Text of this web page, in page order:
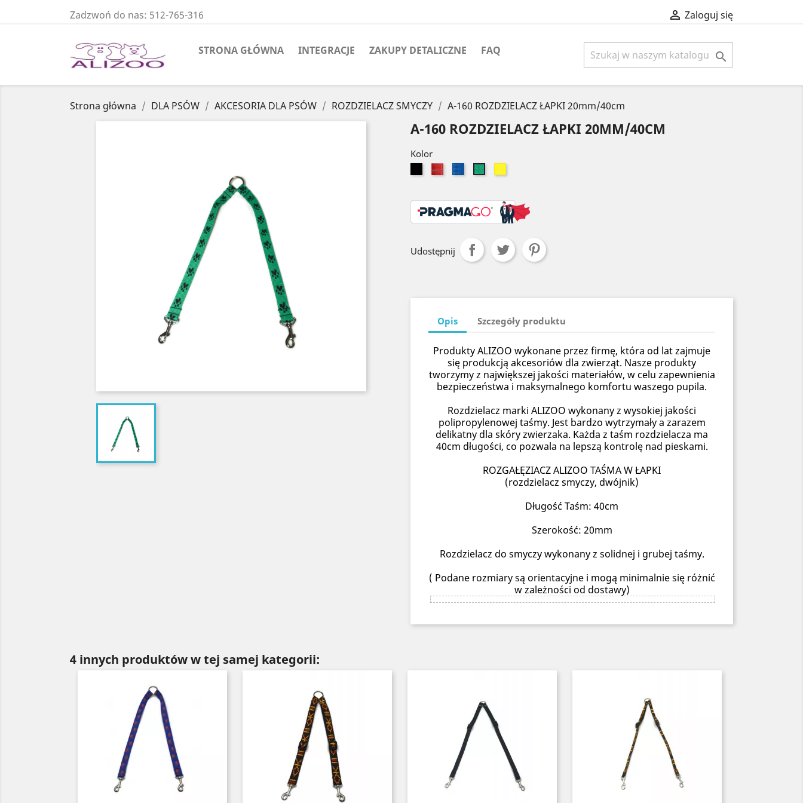
Zadzwoń do nas: 512-765-316  Zaloguj się
STRONA GŁÓWNA INTEGRACJE ZAKUPY DETALICZNE FAQ 
Strona główna DLA PSÓW AKCESORIA DLA PSÓW ROZDZIELACZ SMYCZY A-160 ROZDZIELACZ ŁAPKI 20mm/40cm
A-160 ROZDZIELACZ ŁAPKI 20MM/40CM
Kolor
CzarnyCzerwony
NiebieskiZielony
Udostępnij
Opis Szczegóły produktu
Produkty ALIZOO wykonane przez firmę, która od lat zajmuje
się produkcją akcesoriów dla zwierząt. Nasze produkty
tworzymy z największej jakości materiałów, w celu zapewnienia
bezpieczeństwa i maksymalnego komfortu waszego pupila.
Rozdzielacz marki ALIZOO wykonany z wysokiej jakości
polipropylenowej taśmy. Jest bardzo wytrzymały a zarazem
delikatny dla skóry zwierzaka. Każda z taśm rozdzielacza ma
40cm długości, co pozwala na lepszą kontrolę nad pieskami.
ROZGAŁĘZIACZ ALIZOO TAŚMA W ŁAPKI
(rozdzielacz smyczy, dwójnik)
Długość Taśm: 40cm
Szerokość: 20mm
Rozdzielacz do smyczy wykonany z solidnej i grubej taśmy.
( Podane rozmiary są orientacyjne i mogą minimalnie się różnić
w zależności od dostawy)
4 innych produktów w tej samej kategorii: